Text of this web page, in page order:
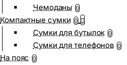
Чемоданы 0
Компактные сумки 0
Сумки для бутылок 0
Сумки для телефонов 0
На пояс 0